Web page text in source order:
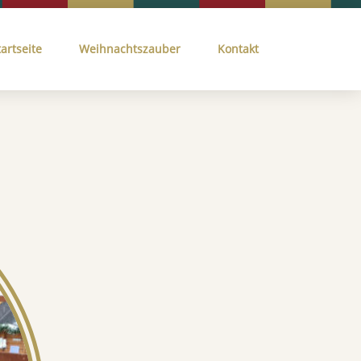
Weihnachtszauber Kontakt